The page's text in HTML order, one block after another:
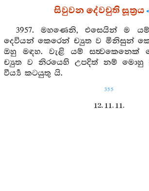
සිවුවන දේවචුති සූත්‍රය
3957. මහණෙනි, එසෙයින් ම
දෙවියන් කෙරෙන් ච්‍යුත ව මිනිසුන්
ඔහු මඳහ. වැළි යම් සත්‍වකෙනෙක්
ච්‍යුත ව නිරයෙහි උපදිත් නම් මොහු
වීර්‍ය්‍ය කටයුතු යි.
355
12. 11. 11.